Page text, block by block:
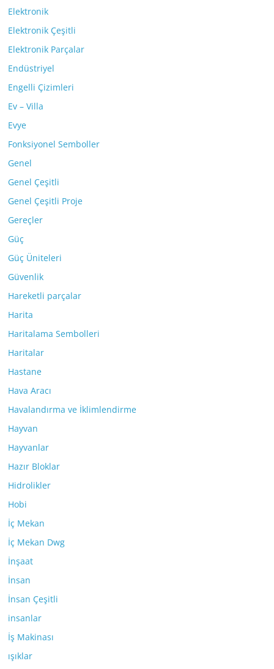
Elektronik
Elektronik Çeşitli
Elektronik Parçalar
Endüstriyel
Engelli Çizimleri
Ev – Villa
Evye
Fonksiyonel Semboller
Genel
Genel Çeşitli
Genel Çeşitli Proje
Gereçler
Güç
Güç Üniteleri
Güvenlik
Hareketli parçalar
Harita
Haritalama Sembolleri
Haritalar
Hastane
Hava Aracı
Havalandırma ve İklimlendirme
Hayvan
Hayvanlar
Hazır Bloklar
Hidrolikler
Hobi
İç Mekan
İç Mekan Dwg
İnşaat
İnsan
İnsan Çeşitli
insanlar
İş Makinası
ışıklar